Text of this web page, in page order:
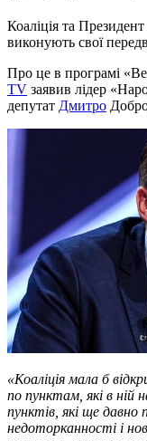
Коаліція та
виконують свої
Про це в програмі
TV заявив лідер
депутат Дмитро
«Коаліція мала б
по пунктам, які в ній
пунктів, які ще давно
недоторканності і